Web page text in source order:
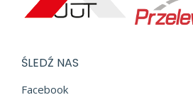
ŚLEDŹ NAS
Facebook